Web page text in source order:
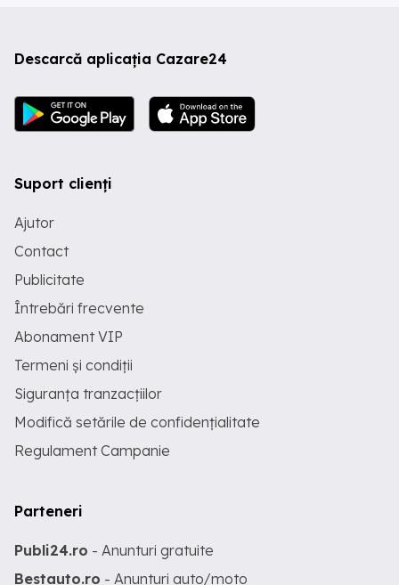
Descarcă aplicația Cazare24
Suport clienți
Ajutor
Contact
Publicitate
Întrebări frecvente
Abonament VIP
Termeni și condiții
Siguranța tranzacțiilor
Modifică setările de confidențialitate
Regulament Campanie
Parteneri
Publi24.ro - Anunturi gratuite
Bestauto.ro - Anunturi auto/moto